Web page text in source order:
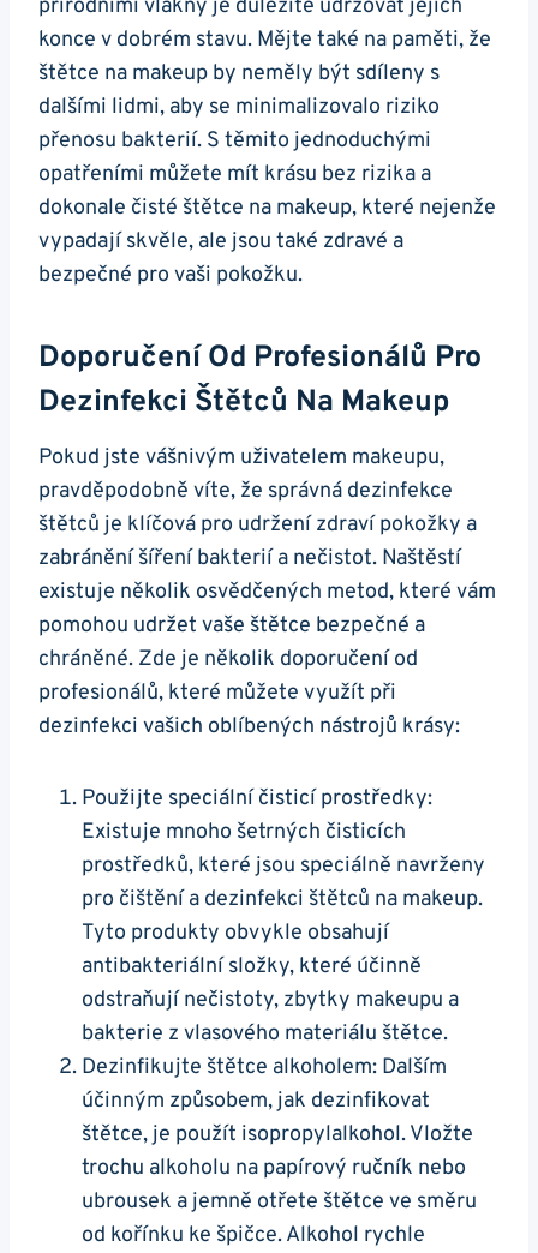
přírodními vlákny je důležité udržovat jejich
konce v dobrém stavu. Mějte také na paměti, že
štětce na makeup by neměly být sdíleny s
dalšími lidmi, aby se minimalizovalo riziko
přenosu bakterií. S těmito jednoduchými
opatřeními můžete mít krásu bez rizika a
dokonale čisté štětce na makeup, které nejenže
vypadají skvěle, ale jsou také zdravé a
bezpečné pro vaši pokožku.
Doporučení Od Profesionálů Pro
Dezinfekci Štětců Na Makeup
Pokud jste vášnivým uživatelem makeupu,
pravděpodobně víte, že správná dezinfekce
štětců je klíčová pro udržení zdraví pokožky a
zabránění šíření bakterií a nečistot. Naštěstí
existuje několik osvědčených metod, které vám
pomohou udržet vaše štětce bezpečné a
chráněné. Zde je několik doporučení od
profesionálů, které můžete využít při
dezinfekci vašich oblíbených nástrojů krásy:
Použijte speciální čisticí prostředky:
Existuje mnoho šetrných čisticích
prostředků, které jsou speciálně navrženy
pro čištění a dezinfekci štětců na makeup.
Tyto produkty obvykle obsahují
antibakteriální složky, které účinně
odstraňují nečistoty, zbytky makeupu a
bakterie z vlasového materiálu štětce.
Dezinfikujte štětce alkoholem: Dalším
účinným způsobem, jak dezinfikovat
štětce, je použít isopropylalkohol. Vložte
trochu alkoholu na papírový ručník nebo
ubrousek a jemně otřete štětce ve směru
od kořínku ke špičce. Alkohol rychle